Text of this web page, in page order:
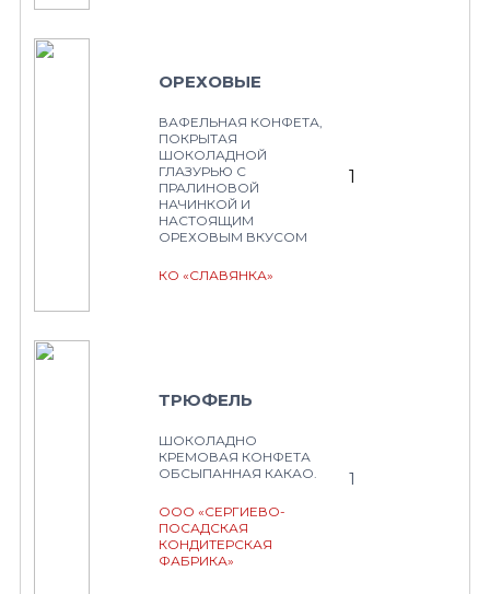
ОРЕХОВЫЕ
ВАФЕЛЬНАЯ КОНФЕТА,
ПОКРЫТАЯ
ШОКОЛАДНОЙ
ГЛАЗУРЬЮ С
ПРАЛИНОВОЙ
НАЧИНКОЙ И
НАСТОЯЩИМ
ОРЕХОВЫМ ВКУСОМ
КО «СЛАВЯНКА»
1
ТРЮФЕЛЬ
ШОКОЛАДНО
КРЕМОВАЯ КОНФЕТА
ОБСЫПАННАЯ КАКАО.
ООО «СЕРГИЕВО-
ПОСАДСКАЯ
КОНДИТЕРСКАЯ
ФАБРИКА»
1